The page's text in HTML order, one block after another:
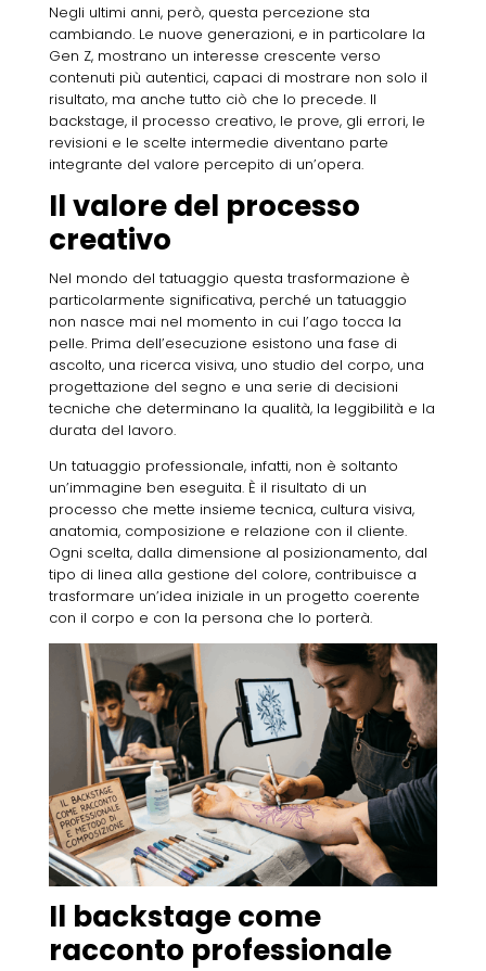
Negli ultimi anni, però, questa percezione sta
cambiando. Le nuove generazioni, e in particolare la
Gen Z, mostrano un interesse crescente verso
contenuti più autentici, capaci di mostrare non solo il
risultato, ma anche tutto ciò che lo precede. Il
backstage, il processo creativo, le prove, gli errori, le
revisioni e le scelte intermedie diventano parte
integrante del valore percepito di un’opera.
Il valore del processo
creativo
Nel mondo del tatuaggio questa trasformazione è
particolarmente significativa, perché un tatuaggio
non nasce mai nel momento in cui l’ago tocca la
pelle. Prima dell’esecuzione esistono una fase di
ascolto, una ricerca visiva, uno studio del corpo, una
progettazione del segno e una serie di decisioni
tecniche che determinano la qualità, la leggibilità e la
durata del lavoro.
Un tatuaggio professionale, infatti, non è soltanto
un’immagine ben eseguita. È il risultato di un
processo che mette insieme tecnica, cultura visiva,
anatomia, composizione e relazione con il cliente.
Ogni scelta, dalla dimensione al posizionamento, dal
tipo di linea alla gestione del colore, contribuisce a
trasformare un’idea iniziale in un progetto coerente
con il corpo e con la persona che lo porterà.
Il backstage come
racconto professionale